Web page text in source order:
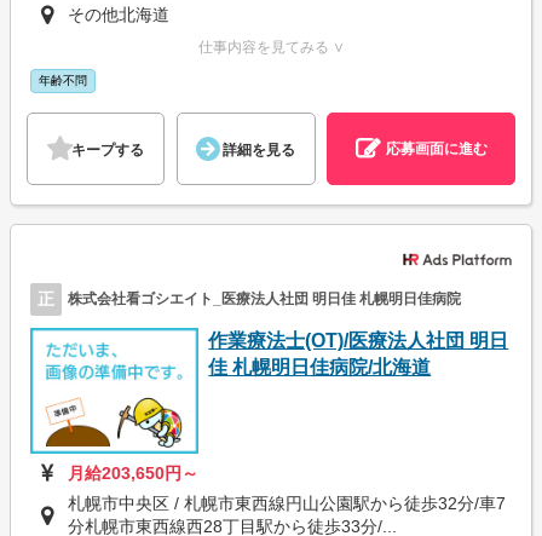
その他北海道
仕事内容を見てみる ∨
年齢不問
キープする 詳細を見る 応募画面に進む
正 株式会社看ゴシエイト_医療法人社団 明日佳 札幌明日佳病院
作業療法士(OT)/医療法人社団 明日
佳 札幌明日佳病院/北海道
月給203,650円～
札幌市中央区 / 札幌市東西線円山公園駅から徒歩32分/車7
分札幌市東西線西28丁目駅から徒歩33分/...